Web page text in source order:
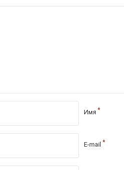
Имя *
E-mail *